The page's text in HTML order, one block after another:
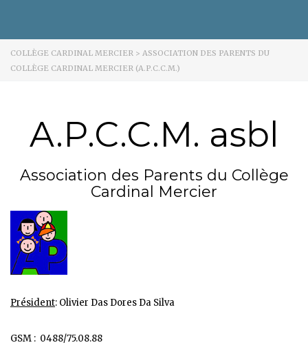
COLLÈGE CARDINAL MERCIER > ASSOCIATION DES PARENTS DU
COLLÈGE CARDINAL MERCIER (A.P.C.C.M.)
A.P.C.C.M. asbl
Association des Parents du Collège
Cardinal Mercier
Président: Olivier Das Dores Da Silva
GSM : 0488/75.08.88